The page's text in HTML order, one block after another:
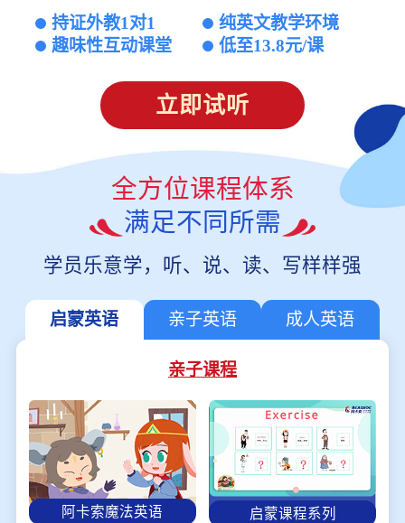
持证外教1对1
纯英文教学环境
趣味性互动课堂
低至13.8元/课
立即试听
全方位课程体系
满足不同所需
学员乐意学，听、说、读、写样样强
启蒙英语 亲子英语 成人英语
亲子课程
阿卡索魔法英语 启蒙课程系列